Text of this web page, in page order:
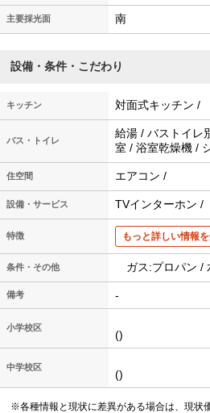
主要採光面 南
設備・条件・こだわり
キッチン 対面式キッチン /
バス・トイレ
給湯 / バストイレ
室 / 浴室乾燥機 /
住空間 エアコン /
設備・サービス TVインターホン /
特徴 もっと詳しい情報
条件・その他 ガス:プロパン /
備考 -
小学校区
()
中学校区
()
※各種情報と現状に差異がある場合は、現状